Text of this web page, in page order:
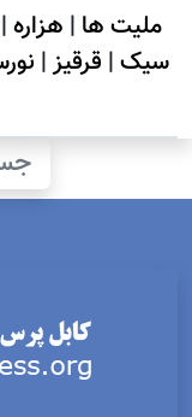
ملیت ها | هزاره|
سیک| قرقیز|